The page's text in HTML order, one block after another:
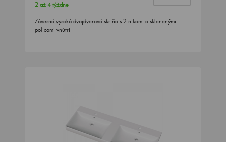
2 až 4 týždne
Závesná vysoká dvojdverová skriňa s 2 nikami a sklenenými
policami vnútri